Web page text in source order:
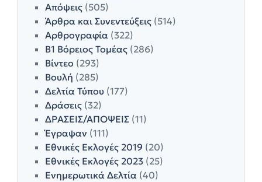
Απόψεις (505)
Άρθρα και Συνεντεύξεις (514)
Αρθρογραφία (322)
Β1 Βόρειος Τομέας (286)
Βίντεο (293)
Βουλή (285)
Δελτία Τύπου (177)
Δράσεις (32)
ΔΡΑΣΕΙΣ/ΑΠΟΨΕΙΣ (11)
Έγραψαν (111)
Εθνικές Εκλογές 2019 (20)
Εθνικές Εκλογές 2023 (25)
Ενημερωτικά Δελτία (40)